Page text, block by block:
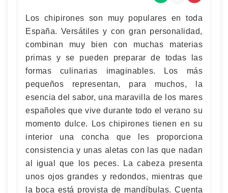
Los chipirones son muy populares en toda
España. Versátiles y con gran personalidad,
combinan muy bien con muchas materias
primas y se pueden preparar de todas las
formas culinarias imaginables. Los más
pequeños representan, para muchos, la
esencia del sabor, una maravilla de los mares
españoles que vive durante todo el verano su
momento dulce. Los chipirones tienen en su
interior una concha que les proporciona
consistencia y unas aletas con las que nadan
al igual que los peces. La cabeza presenta
unos ojos grandes y redondos, mientras que
la boca está provista de mandíbulas. Cuenta